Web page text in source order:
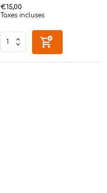
€15,00
Taxes incluses